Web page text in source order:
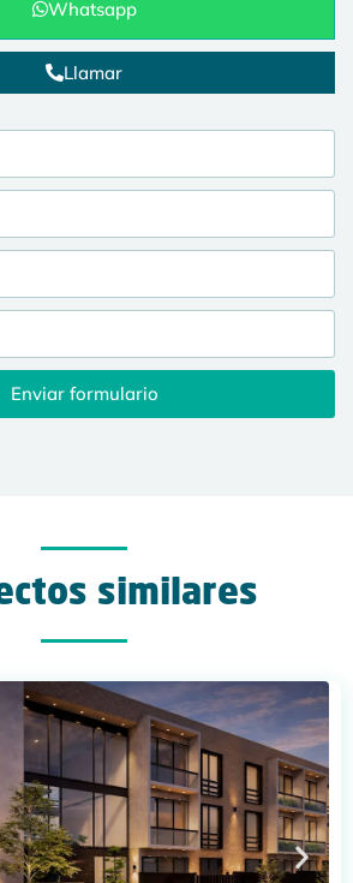
Whatsapp
Llamar
Enviar formulario
similares